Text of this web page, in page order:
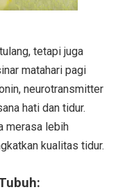
tetapi juga
matahari pagi
neurotransmitter
hati dan tidur.
merasa lebih
kualitas tidur.